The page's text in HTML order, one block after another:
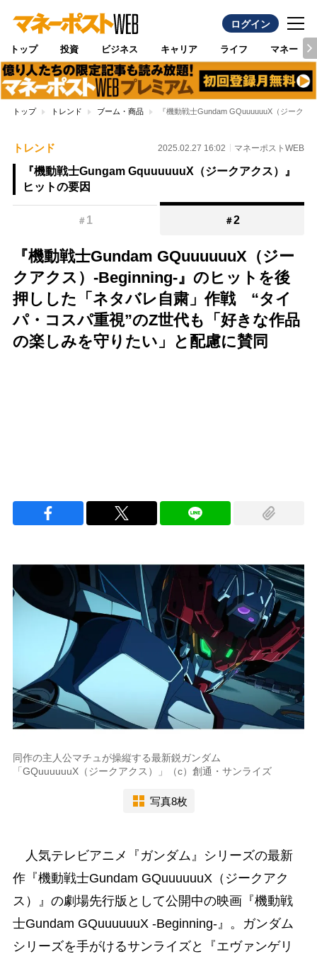
ログイン
トップ 投資 ビジネス キャリア ライフ マネー
トップ トレンド ブーム・商品 『機動戦士Gundam GQuuuuuuX（ジーク
トレンド 2025.02.27 16:02 マネーポストWEB
『機動戦士Gungam GquuuuuuX（ジークアクス）』
ヒットの要因
＃ 1 ＃2
『機動戦士Gundam GQuuuuuuX（ジー
クアクス）-Beginning-』のヒットを後
押しした「ネタバレ自粛」作戦 “タイ
パ・コスパ重視”のZ世代も「好きな作品
の楽しみを守りたい」と配慮に賛同
同作の主人公マチュが操縦する最新鋭ガンダム
「GQuuuuuuX（ジークアクス）」（c）創通・サンライズ
写真8枚
人気テレビアニメ『ガンダム』シリーズの最新
作『機動戦士Gundam GQuuuuuuX（ジークアク
ス）』の劇場先行版として公開中の映画『機動戦
士Gundam GQuuuuuuX -Beginning-』。ガンダム
シリーズを手がけるサンライズと『エヴァンゲリ